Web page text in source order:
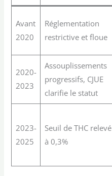
Avant
2020
Réglementation
restrictive et floue
2020-
2023
Assouplissements
progressifs, CJUE
clarifie le statut
2023-
2025
Seuil de THC relevé
à 0,3%